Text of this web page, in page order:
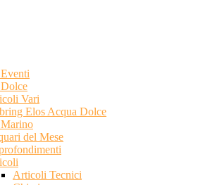
Vari
Elos Acqua Dolce
del Mese
Articoli Tecnici